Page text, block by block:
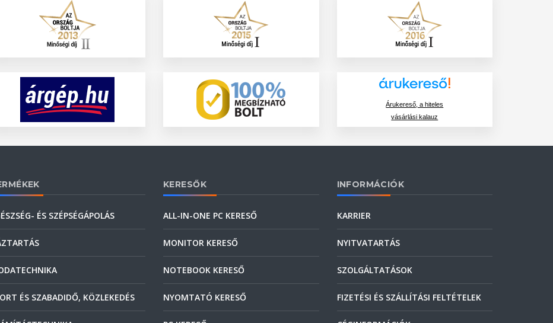
Árukereső, a hiteles
vásárlási kalauz
ÉS SZÉPSÉGÁPOLÁS
ÉS SZABADIDŐ, KÖZLEKEDÉS
KERESŐK
ALL-IN-ONE PC KERESŐ
MONITOR KERESŐ
NOTEBOOK KERESŐ
NYOMTATÓ KERESŐ
INFORMÁCIÓK
KARRIER
NYITVATARTÁS
SZOLGÁLTATÁSOK
FIZETÉSI ÉS SZÁLLÍTÁSI FELTÉTELEK